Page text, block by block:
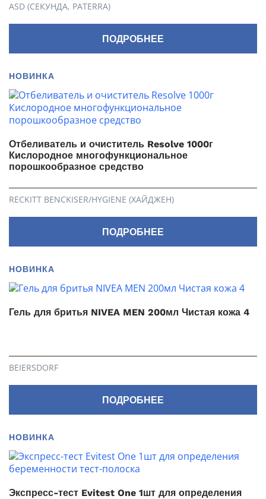
ASD (СЕКУНДА, PATERRA)
ПОДРОБНЕЕ
НОВИНКА
Отбеливатель и очиститель Resolve 1000г
Кислородное многофункциональное
порошкообразное средство
RECKITT BENCKISER/HYGIENE (ХАЙДЖЕН)
ПОДРОБНЕЕ
НОВИНКА
Гель для бритья NIVEA MEN 200мл Чистая кожа 4
BEIERSDORF
ПОДРОБНЕЕ
НОВИНКА
Экспресс-тест Evitest One 1шт для определения